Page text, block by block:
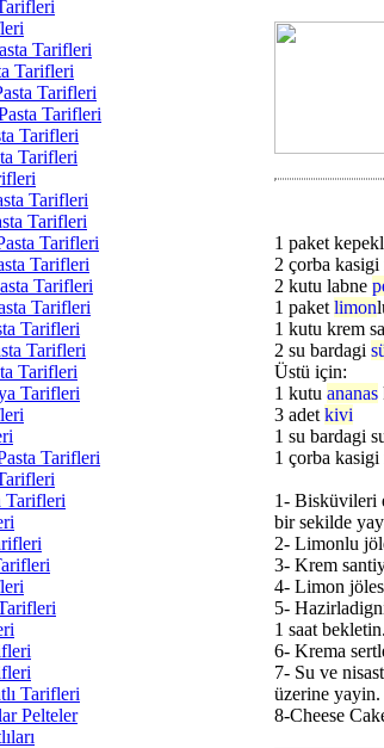
Tarifleri
Tarifleri
Tarifleri
Tarifleri
Tarifleri
Tarifleri
Tarifleri
Tarifleri
Tarifleri
Tarifleri
Tarifleri
Tarifleri
Tarifleri
Tarifleri
Tarifleri
Tarifleri
Tarifleri
Tarifleri
Tarifleri
Pelteler
1 paket
2 çorba kasigi
2 kutu labne
1 paket limon
1 kutu krem
2 su bardagi
Üstü için:
1 kutu ananas
3 adet kivi
1 su bardagi
1 çorba kasigi
1- Bisküvileri
bir sekilde
2- Limonlu
3- Krem
4- Limon
5-
1 saat bekletin.
6- Krema
7- Su ve
üzerine yayin.
8-Cheese